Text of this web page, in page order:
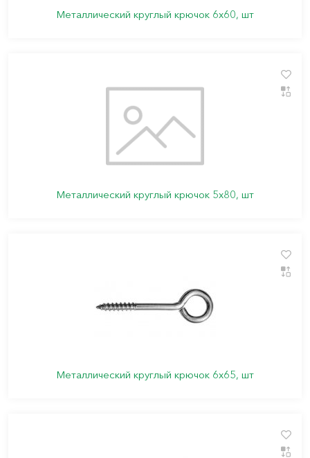
Металлический круглый крючок 6х60, шт
Металлический круглый крючок 5х80, шт
Металлический круглый крючок 6х65, шт